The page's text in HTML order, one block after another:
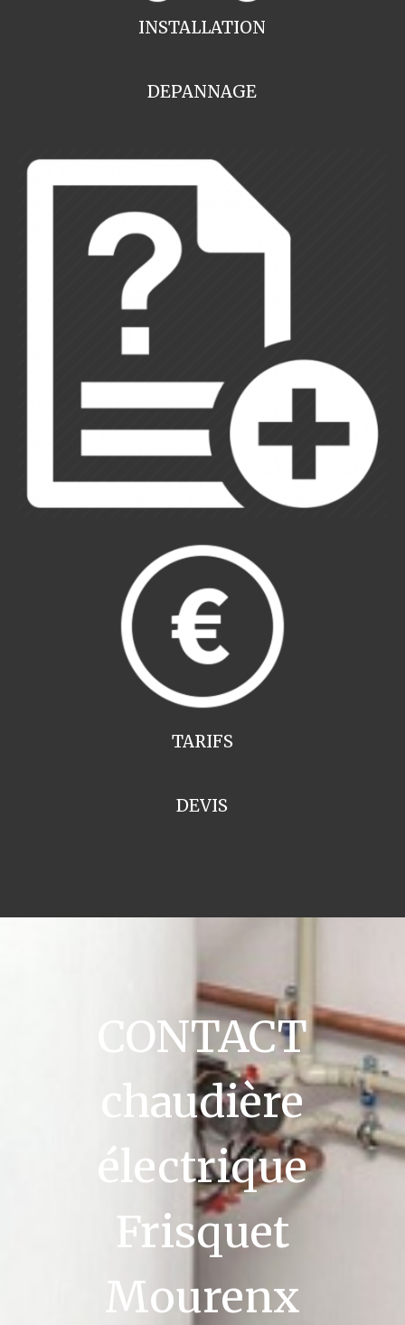
INSTALLATION
DEPANNAGE
TARIFS
DEVIS
CONTACT
chaudière
électrique
Frisquet
Mourenx